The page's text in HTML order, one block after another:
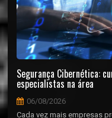
Segurança Cibernética:
especialistas na área
06/08/2026
Cada vez mais empresas